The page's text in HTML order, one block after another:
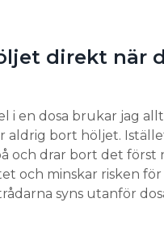
direkt när
i en dosa brukar jag
aldrig bort höljet.
och drar bort det först
och minskar risken
syns utanför